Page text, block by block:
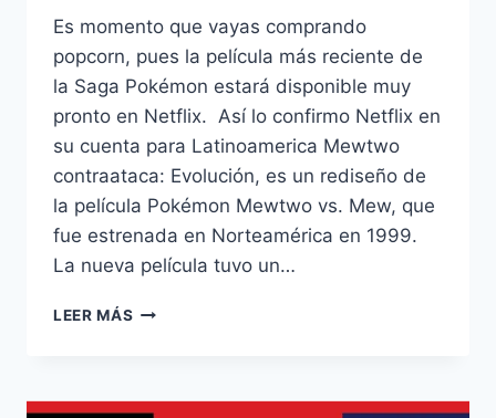
Es momento que vayas comprando
popcorn, pues la película más reciente de
la Saga Pokémon estará disponible muy
pronto en Netflix. Así lo confirmo Netflix en
su cuenta para Latinoamerica Mewtwo
contraataca: Evolución, es un rediseño de
la película Pokémon Mewtwo vs. Mew, que
fue estrenada en Norteamérica en 1999.
La nueva película tuvo un…
LEER MÁS POKÉMON
PRONTO